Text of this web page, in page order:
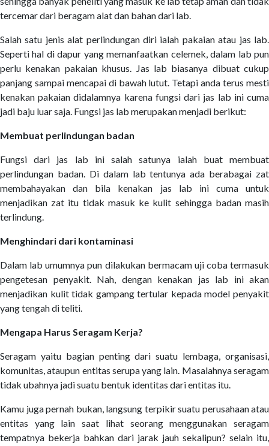
tercemar dari beragam alat dan bahan dari lab.
Salah satu jenis alat perlindungan diri ialah pakaian atau jas lab.
Seperti hal di dapur yang memanfaatkan celemek, dalam lab pun
perlu kenakan pakaian khusus. Jas lab biasanya dibuat cukup
panjang sampai mencapai di bawah lutut. Tetapi anda terus mesti
kenakan pakaian didalamnya karena fungsi dari jas lab ini cuma
jadi baju luar saja. Fungsi jas lab merupakan menjadi berikut:
Membuat perlindungan badan
Fungsi dari jas lab ini salah satunya ialah buat membuat
perlindungan badan. Di dalam lab tentunya ada berabagai zat
membahayakan dan bila kenakan jas lab ini cuma untuk
menjadikan zat itu tidak masuk ke kulit sehingga badan masih
terlindung.
Menghindari dari kontaminasi
Dalam lab umumnya pun dilakukan bermacam uji coba termasuk
pengetesan penyakit. Nah, dengan kenakan jas lab ini akan
menjadikan kulit tidak gampang tertular kepada model penyakit
yang tengah di teliti.
Mengapa Harus Seragam Kerja?
Seragam yaitu bagian penting dari suatu lembaga, organisasi,
komunitas, ataupun entitas serupa yang lain. Masalahnya seragam
tidak ubahnya jadi suatu bentuk identitas dari entitas itu.
Kamu juga pernah bukan, langsung terpikir suatu perusahaan atau
entitas yang lain saat lihat seorang menggunakan seragam
tempatnya bekerja bahkan dari jarak jauh sekalipun? selain itu,